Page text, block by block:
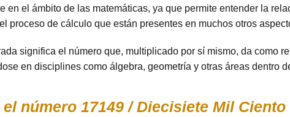
en el ámbito de las matemáticas, ya que permite entender la
proceso de cálculo que están presentes en muchos otros
significa el número que, multiplicado por sí mismo, da como
en disciplines como álgebra, geometría y otras áreas dentro
número 17149 / Diecisiete Mil